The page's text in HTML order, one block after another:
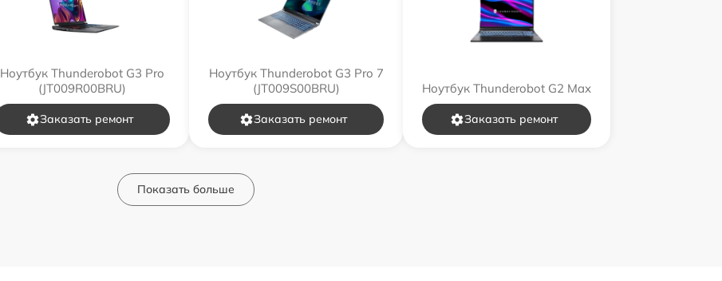
Ноутбук Thunderobot G3 Pro
(JT009R00BRU)
Заказать ремонт
Ноутбук Thunderobot G3 Pro 7
(JT009S00BRU)
Заказать ремонт
Ноутбук Thunderobot G2 Max
Заказать ремонт
Показать больше